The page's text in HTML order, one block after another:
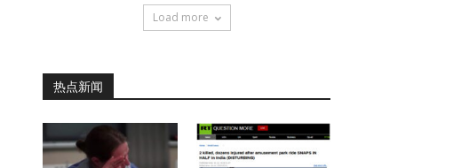
Load more
热点新闻